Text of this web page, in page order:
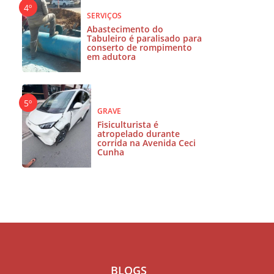
SERVIÇOS
Abastecimento do
Tabuleiro é paralisado para
conserto de rompimento
em adutora
GRAVE
Fisiculturista é
atropelado durante
corrida na Avenida Ceci
Cunha
BLOGS